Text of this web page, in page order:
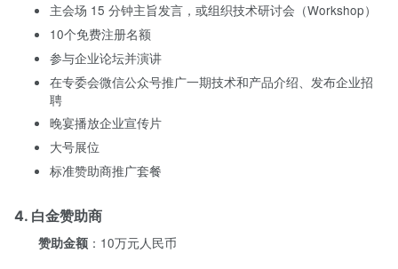
主会场 15 分钟主旨发言，或组织技术研讨会（Workshop）
10个免费注册名额
参与企业论坛并演讲
在专委会微信公众号推广一期技术和产品介绍、发布企业招
聘
晚宴播放企业宣传片
大号展位
标准赞助商推广套餐
4. 白金赞助商
赞助金额 ：10万元人民币